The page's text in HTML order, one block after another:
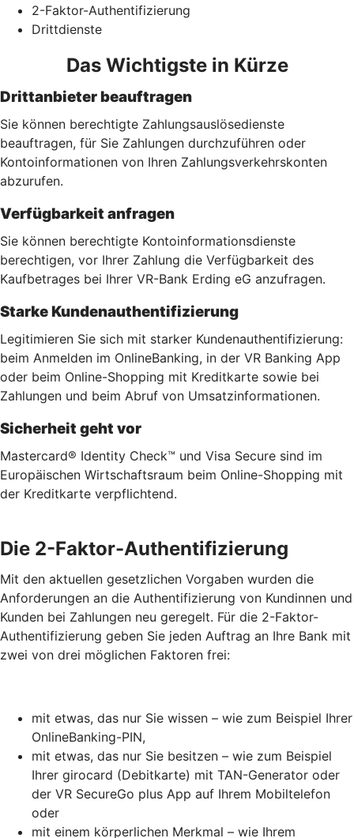
2-Faktor-Authentifizierung
Drittdienste
Das Wichtigste in Kürze
Drittanbieter beauftragen
Sie können berechtigte Zahlungsauslösedienste
beauftragen, für Sie Zahlungen durchzuführen oder
Kontoinformationen von Ihren Zahlungsverkehrskonten
abzurufen.
Verfügbarkeit anfragen
Sie können berechtigte Kontoinformationsdienste
berechtigen, vor Ihrer Zahlung die Verfügbarkeit des
Kaufbetrages bei Ihrer VR-Bank Erding eG anzufragen.
Starke Kundenauthentifizierung
Legitimieren Sie sich mit starker Kundenauthentifizierung:
beim Anmelden im OnlineBanking, in der VR Banking App
oder beim Online-Shopping mit Kreditkarte sowie bei
Zahlungen und beim Abruf von Umsatzinformationen.
Sicherheit geht vor
Mastercard® Identity Check™ und Visa Secure sind im
Europäischen Wirtschaftsraum beim Online-Shopping mit
der Kreditkarte verpflichtend.
Die 2-Faktor-Authentifizierung
Mit den aktuellen gesetzlichen Vorgaben wurden die
Anforderungen an die Authentifizierung von Kundinnen und
Kunden bei Zahlungen neu geregelt. Für die 2-Faktor-
Authentifizierung geben Sie jeden Auftrag an Ihre Bank mit
zwei von drei möglichen Faktoren frei:
mit etwas, das nur Sie wissen – wie zum Beispiel Ihrer
OnlineBanking-PIN,
mit etwas, das nur Sie besitzen – wie zum Beispiel
Ihrer girocard (Debitkarte) mit TAN-Generator oder
der VR SecureGo plus App auf Ihrem Mobiltelefon
oder
mit einem körperlichen Merkmal – wie Ihrem